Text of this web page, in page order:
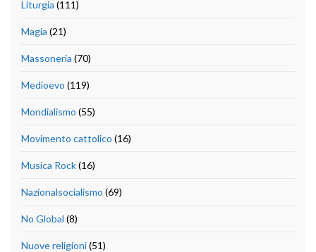
Liturgia (111)
Magia (21)
Massoneria (70)
Medioevo (119)
Mondialismo (55)
Movimento cattolico (16)
Musica Rock(16)
Nazionalsocialismo (69)
No Global (8)
Nuove religioni(51)